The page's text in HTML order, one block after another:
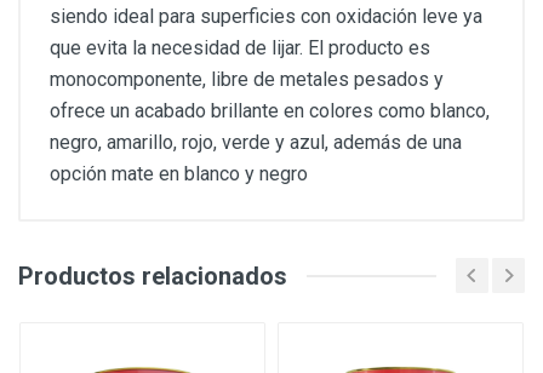
siendo ideal para superficies con oxidación leve ya
que evita la necesidad de lijar. El producto es
monocomponente, libre de metales pesados y
ofrece un acabado brillante en colores como blanco,
negro, amarillo, rojo, verde y azul, además de una
opción mate en blanco y negro
Productos relacionados